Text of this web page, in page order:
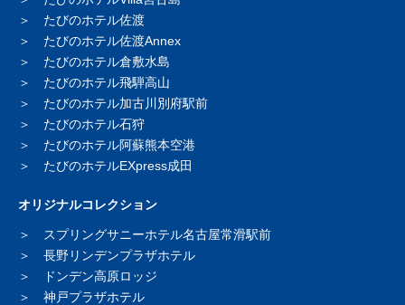
たびのホテル佐渡
たびのホテル佐渡Annex
たびのホテル倉敷水島
たびのホテル飛騨高山
たびのホテル加古川別府駅前
たびのホテル石狩
たびのホテル阿蘇熊本空港
たびのホテルEXpress成田
オリジナルコレクション
スプリングサニーホテル名古屋常滑駅前
長野リンデンプラザホテル
ドンデン高原ロッジ
神戸プラザホテル